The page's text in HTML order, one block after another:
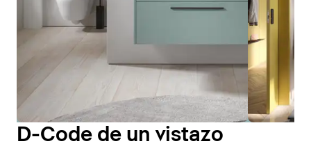
D-Code de un vistazo